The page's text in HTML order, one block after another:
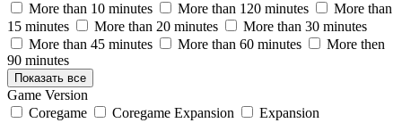
More than 10 minutes
More than 120 minutes
More than
15 minutes
More than 20 minutes
More than 30 minutes
More than 45 minutes
More than 60 minutes
More then
90 minutes
Показать все
Game Version
Coregame
Coregame Expansion
Expansion